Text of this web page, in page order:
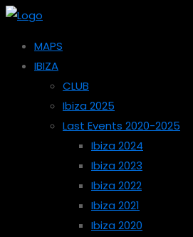
MAPS
IBIZA
CLUB
Ibiza 2025
Last Events 2020-2025
Ibiza 2024
Ibiza 2023
Ibiza 2022
Ibiza 2021
Ibiza 2020